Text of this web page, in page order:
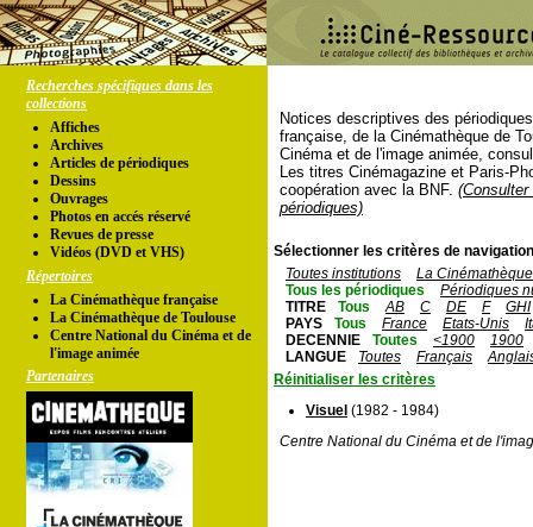
Recherches spécifiques dans les
collections
Affiches
Archives
Articles de périodiques
Dessins
Ouvrages
Photos en accés réservé
Revues de presse
Vidéos (DVD et VHS)
Répertoires
La Cinémathèque française
La Cinémathèque de Toulouse
Centre National du Cinéma et de
l'image animée
Partenaires
Notices descriptives des
française, de la Cinémathèque de
Cinéma et de l'image animée,
Les titres Cinémagazine et Paris-
coopération avec la BNF.
périodiques)
Sélectionner les critères de
Toutes institutions
La
Tous les périodiques
Périodiques
TITRE
Tous AB C DE F
GHI
PAYS
Tous France Etats-Unis
DECENNIE
Toutes <1900
1900
LANGUE
Toutes Français
Réinitialiser les critères
Visuel (1982 - 1984)
Centre National du Cinéma et de